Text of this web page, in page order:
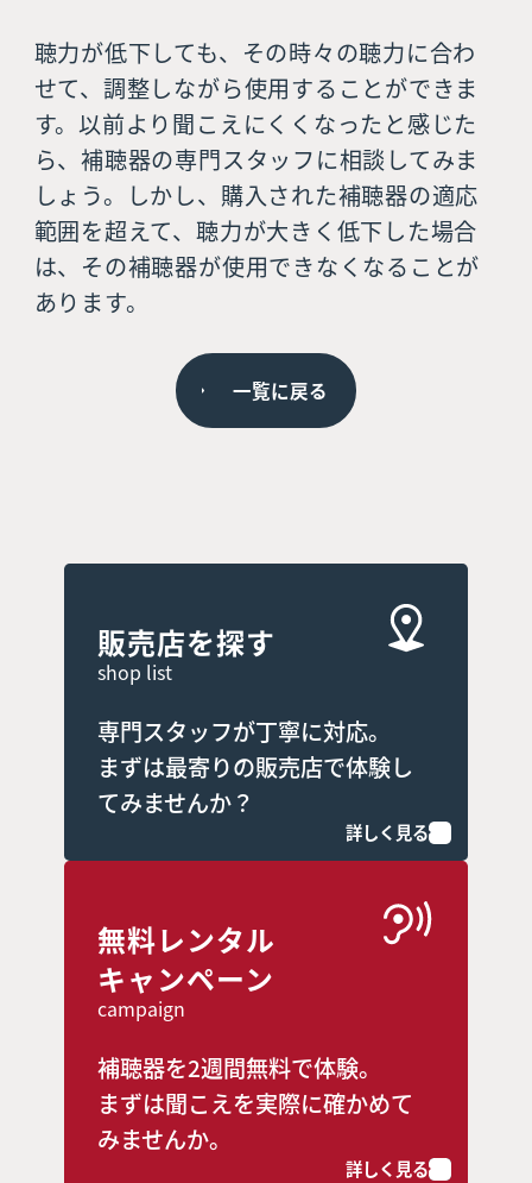
聴力が低下しても、その時々の聴力に合わ
せて、調整しながら使用することができま
す。以前より聞こえにくくなったと感じた
ら、補聴器の専門スタッフに相談してみま
しょう。しかし、購入された補聴器の適応
範囲を超えて、聴力が大きく低下した場合
は、その補聴器が使用できなくなることが
あります。
一覧に戻る
販売店を探す
shop list
専門スタッフが丁寧に対応。
まずは最寄りの販売店で体験し
てみませんか？
詳しく見る
無料レンタル
キャンペーン
campaign
補聴器を2週間無料で体験。
まずは聞こえを実際に確かめて
みませんか。
詳しく見る